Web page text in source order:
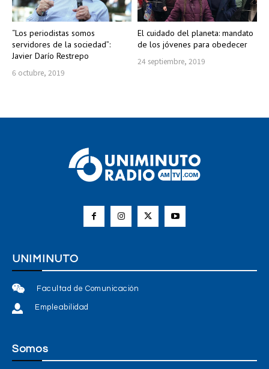
“Los periodistas somos
servidores de la sociedad”:
Javier Darío Restrepo
6 octubre, 2019
El cuidado del planeta: mandato
de los jóvenes para obedecer
24 septiembre, 2019
UNIMINUTO
Facultad de Comunicación
Empleabilidad
Somos